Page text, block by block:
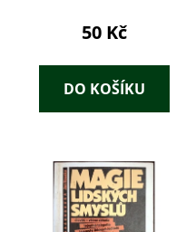
50 Kč
DO KOŠÍKU